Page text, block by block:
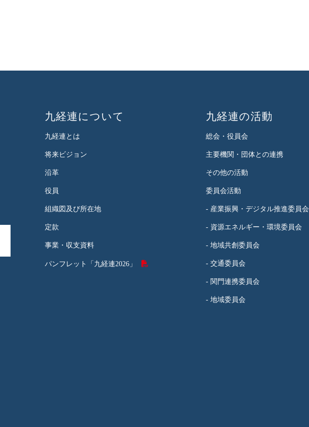
九経連について
九経連とは
将来ビジョン
沿革
役員
組織図及び所在地
定款
事業・収支資料
パンフレット「九経連2026」
九経連の活動
総会・役員会
主要機関・団体との連携
その他の活動
委員会活動
- 産業振興・デジタル推進委員会
- 資源エネルギー・環境委員会
- 地域共創委員会
- 交通委員会
- 関門連携委員会
- 地域委員会